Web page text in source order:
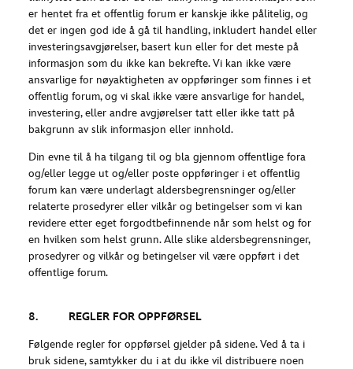
er hentet fra et offentlig forum er kanskje ikke pålitelig, og
det er ingen god ide å gå til handling, inkludert handel eller
investeringsavgjørelser, basert kun eller for det meste på
informasjon som du ikke kan bekrefte. Vi kan ikke være
ansvarlige for nøyaktigheten av oppføringer som finnes i et
offentlig forum, og vi skal ikke være ansvarlige for handel,
investering, eller andre avgjørelser tatt eller ikke tatt på
bakgrunn av slik informasjon eller innhold.
Din evne til å ha tilgang til og bla gjennom offentlige fora
og/eller legge ut og/eller poste oppføringer i et offentlig
forum kan være underlagt aldersbegrensninger og/eller
relaterte prosedyrer eller vilkår og betingelser som vi kan
revidere etter eget forgodtbefinnende når som helst og for
en hvilken som helst grunn. Alle slike aldersbegrensninger,
prosedyrer og vilkår og betingelser vil være oppført i det
offentlige forum.
8. REGLER FOR OPPFØRSEL
Følgende regler for oppførsel gjelder på sidene. Ved å ta i
bruk sidene, samtykker du i at du ikke vil distribuere noen